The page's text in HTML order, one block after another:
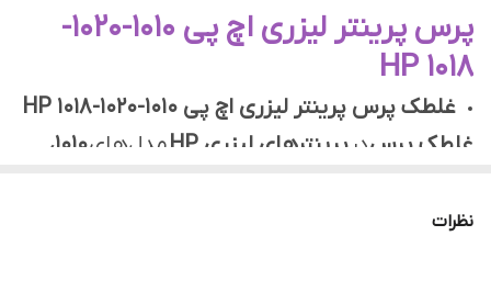
پرس پرینتر لیزری اچ پی 1010-1020-
1018 HP
غلطک پرس پرینتر لیزری اچ پی 1010-1020-1018 HP
غلطک پرسدر پرینترهای لیزری HP مدل‌های
1010،
قطعه، که به عنوان یکی از اجزاء اصلی در واحد فیوزر
نظرات